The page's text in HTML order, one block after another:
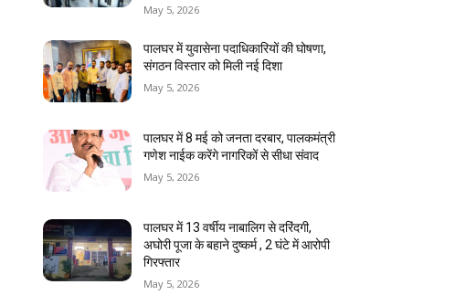
May 5, 2026
पालघर में युवासेना पदाधिकारियों की घोषणा,
संगठन विस्तार को मिली नई दिशा
May 5, 2026
पालघर में 8 मई को जनता दरबार, पालकमंत्री
गणेश नाईक करेंगे नागरिकों से सीधा संवाद
May 5, 2026
पालघर में 13 वर्षीय नाबालिग से दरिंदगी,
अघोरी पूजा के बहाने दुष्कर्म , 2 घंटे में आरोपी
गिरफ्तार
May 5, 2026